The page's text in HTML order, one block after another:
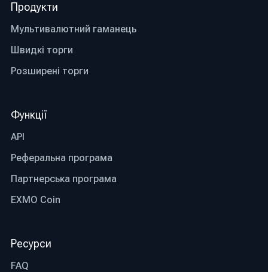
Продукти
Мультивалютний гаманець
Швидкі торги
Розширені торги
Функції
API
Реферальна програма
Партнерська програма
EXMO Coin
Ресурси
FAQ